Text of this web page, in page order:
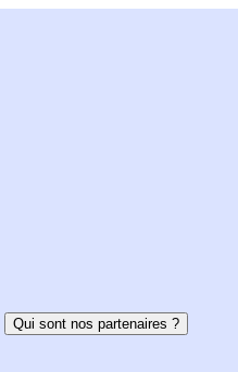
Qui sont nos partenaires ?